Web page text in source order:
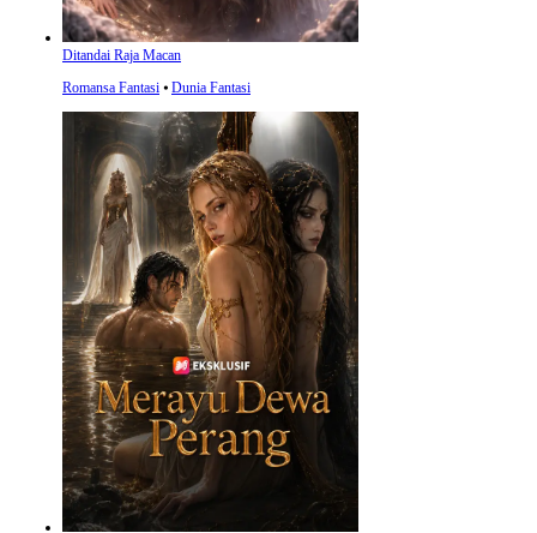
Ditandai Raja Macan
Romansa Fantasi ⦁ Dunia Fantasi